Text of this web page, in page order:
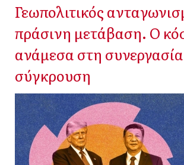
Γεωπολιτικός
πράσινη μετάβαση. Ο
ανάμεσα στη συνεργασία
σύγκρουση